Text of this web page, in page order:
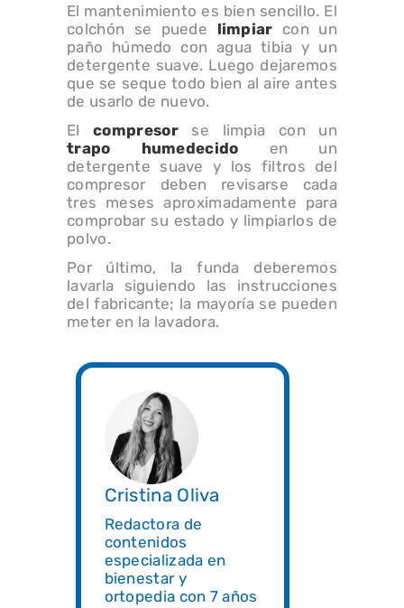
El mantenimiento es bien sencillo. El
colchón se puede limpiar con un
paño húmedo con agua tibia y un
detergente suave. Luego dejaremos
que se seque todo bien al aire antes
de usarlo de nuevo.
Elcompresorse limpia con un
trapo humedecido en un
detergente suave y los filtros del
compresor deben revisarse cada
tres meses aproximadamente para
comprobar su estado y limpiarlos de
polvo.
Por último, la funda deberemos
lavarla siguiendo las instrucciones
del fabricante; la mayoría se pueden
meter en la lavadora.
Cristina Oliva
Redactora de
contenidos
especializada en
bienestar y
ortopedia con 7 años